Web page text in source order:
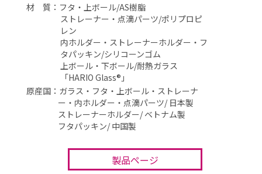
材 質：フタ・上ボール/AS樹脂
ストレーナー・点滴パーツ/ポリプロピ
レン
内ホルダー・ストレーナーホルダー・フ
タパッキン/シリコーンゴム
上ボール・下ボール/耐熱ガラス
「HARIO Glass®」
原産国：ガラス・フタ・上ボール・ストレーナ
ー・内ホルダー・点滴パーツ/ 日本製
ストレーナーホルダー/ ベトナム製
フタパッキン/ 中国製
製品ページ